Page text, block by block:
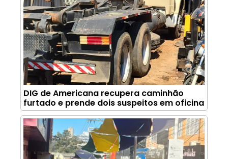
DIG de Americana recupera caminhão
furtado e prende dois suspeitos em oficina